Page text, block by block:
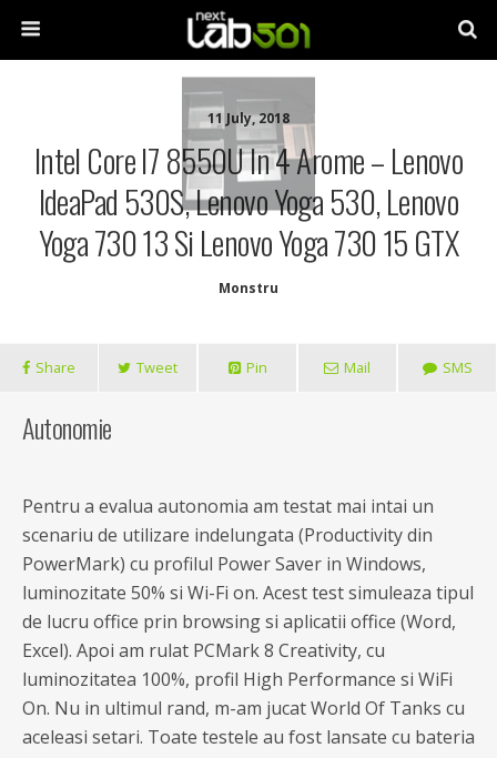
11 July, 2018
Intel Core I7 8550U In 4 Arome – Lenovo
IdeaPad 530S, Lenovo Yoga 530, Lenovo
Yoga 730 13 Si Lenovo Yoga 730 15 GTX
Monstru
Share Tweet Pin Mail SMS
Autonomie
Pentru a evalua autonomia am testat mai intai un
scenariu de utilizare indelungata (Productivity din
PowerMark) cu profilul Power Saver in Windows,
luminozitate 50% si Wi-Fi on. Acest test simuleaza tipul
de lucru office prin browsing si aplicatii office (Word,
Excel). Apoi am rulat PCMark 8 Creativity, cu
luminozitatea 100%, profil High Performance si WiFi
On. Nu in ultimul rand, m-am jucat World Of Tanks cu
aceleasi setari. Toate testele au fost lansate cu bateria